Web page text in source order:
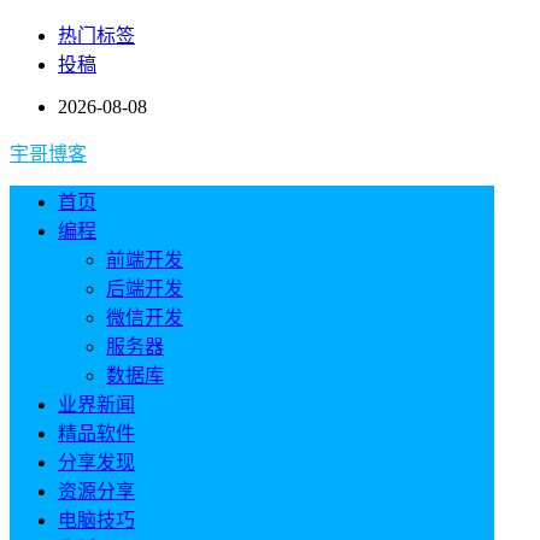
热门标签
投稿
2026-08-08
宇哥博客
首页
编程
前端开发
后端开发
微信开发
服务器
数据库
业界新闻
精品软件
分享发现
资源分享
电脑技巧